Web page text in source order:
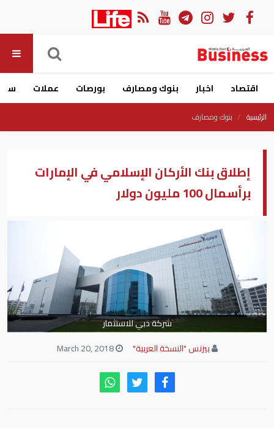
اقتصاد اخبار بنوك ومصارف بورصات عملات
الرئيسية بنوك ومصارف
إطلاق بنك الأركان الإسلامي في الإمارات
برأسمال 100 مليون دولار
شركة دبي للاستثمار
بيزنس "النسخة العربية"
March 20, 2018